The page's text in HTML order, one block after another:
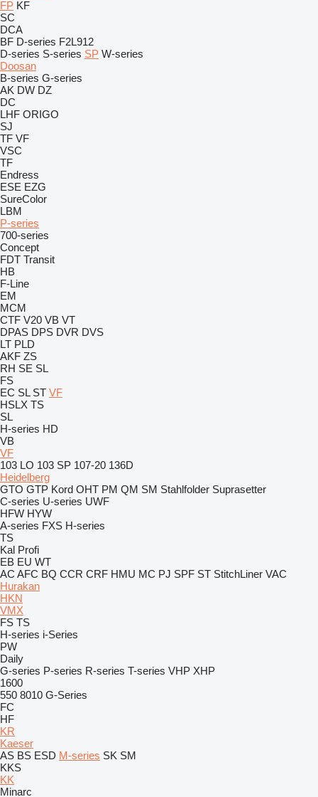
FP KF
SC
DCA
BF D-series F2L912
D-series S-series SP W-series
Doosan
B-series G-series
AK DW DZ
DC
LHF ORIGO
SJ
TF VF
VSC
TF
Endress
ESE EZG
SureColor
LBM
P-series
700-series
Concept
FDT Transit
HB
F-Line
EM
MCM
CTF V20 VB VT
DPAS DPS DVR DVS
LT PLD
AKF ZS
RH SE SL
FS
EC SL ST VF
HSLX TS
SL
H-series HD
VB
VF
103 LO 103 SP 107-20 136D
Heidelberg
GTO GTP Kord OHT PM QM SM Stahlfolder Suprasetter
C-series U-series UWF
HFW HYW
A-series FXS H-series
TS
Kal Profi
EB EU WT
AC AFC BQ CCR CRF HMU MC PJ SPF ST StitchLiner VAC
Hurakan
HKN
VMX
FS TS
H-series i-Series
PW
Daily
G-series P-series R-series T-series VHP XHP
1600
550 8010 G-Series
FC
HF
KR
Kaeser
AS BS ESD M-series SK SM
KKS
KK
Minarc